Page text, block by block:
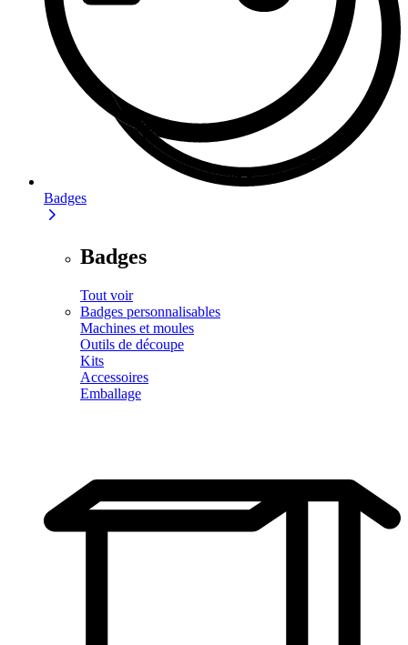
Badges
Badges
Tout voir
Badges personnalisables
Machines et moules
Outils de découpe
Kits
Accessoires
Emballage